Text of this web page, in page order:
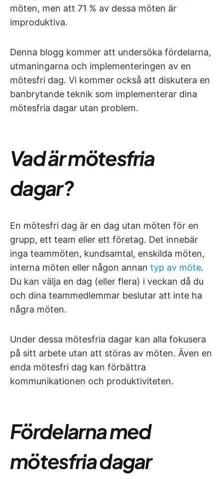
möten, men att 71 % av dessa möten är
improduktiva.
Denna blogg kommer att undersöka fördelarna,
utmaningarna och implementeringen av en
mötesfri dag. Vi kommer också att diskutera en
banbrytande teknik som implementerar dina
mötesfria dagar utan problem.
Vad är mötesfria
dagar?
En mötesfri dag är en dag utan möten för en
grupp, ett team eller ett företag. Det innebär
inga teammöten, kundsamtal, enskilda möten,
interna möten eller någon annan typ av möte.
Du kan välja en dag (eller flera) i veckan då du
och dina teammedlemmar beslutar att inte ha
några möten.
Under dessa mötesfria dagar kan alla fokusera
på sitt arbete utan att störas av möten. Även en
enda mötesfri dag kan förbättra
kommunikationen och produktiviteten.
Fördelarna med
mötesfria dagar